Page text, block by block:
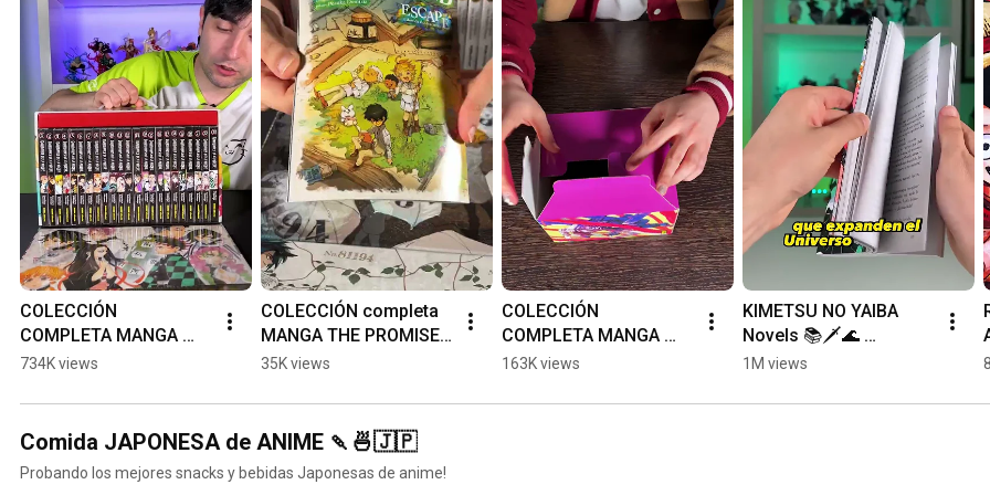
COLECCIÓN
COMPLETA MANGA
KIMETSU NO YAIBA
SET Edición Especial
734K views
COLECCIÓN completa
MANGA THE PROMISED
NEVERLAND [Yakusoku
SET Edición Especial
35K views
COLECCIÓN
COMPLETA MANGA
CHAINSAW MAN 🪚📚
163K views
KIMETSU NO YAIBA
Novels 📚🗡🌊
Expanded Universe of
1M views
Comida JAPONESA de ANIME 🍡🍜🇯🇵
Probando los mejores snacks y bebidas Japonesas de anime!